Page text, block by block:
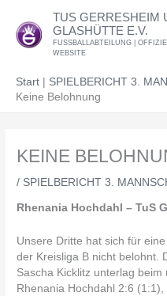
Inhalt
springen
TUS GERRESHEIM
GLASHÜTTE E.V.
FUSSBALLABTEILUNG |
WEBSITE
Start
SPIELBERICHT 3.
Keine Belohnung
KEINE
/ SPIELBERICHT 3.
Rhenania Hochdahl – TuS
Unsere Dritte hat sich für
der Kreisliga B nicht belohnt.
Sascha Kicklitz unterlag
Rhenania Hochdahl 2:6